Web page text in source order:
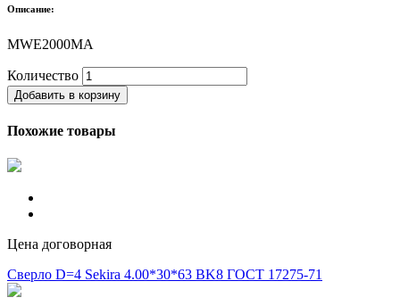
Описание:
MWE2000MA
Количество
Добавить в корзину
Похожие товары
Цена договорная
Сверло D=4 Sekira 4.00*30*63 BK8 ГОСТ 17275-71